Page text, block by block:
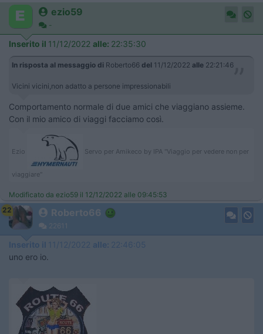
ezio59
-
Inserito il 11/12/2022 alle: 22:35:30
In risposta al messaggio di Roberto66 del 11/12/2022 alle 22:21:46
Vicini vicini,non adatto a persone impressionabili
Comportamento normale di due amici che viaggiano assieme.
Con il mio amico di viaggi facciamo così.
Ezio Servo per Amikeco by IPA "Viaggio per vedere non per
viaggiare"
Modificato da ezio59 il 12/12/2022 alle 09:45:53
22
Roberto66
22611
Inserito il 11/12/2022 alle: 22:46:05
uno ero io.